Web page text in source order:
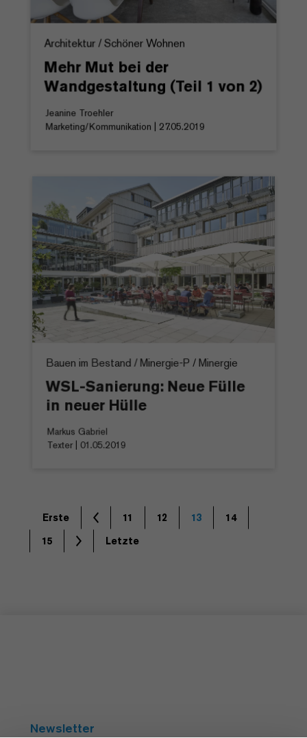
Architektur / Schöner Wohnen
Mehr Mut bei der
Wandgestaltung (Teil 1 von 2)
Jeanine Troehler
Marketing/Kommunikation | 27.05.2019
Bauen im Bestand / Minergie-P / Minergie
WSL-Sanierung: Neue Fülle
in neuer Hülle
Markus Gabriel
Texter | 01.05.2019
Erste 11 12 13
14
15
Letzte
Newsletter